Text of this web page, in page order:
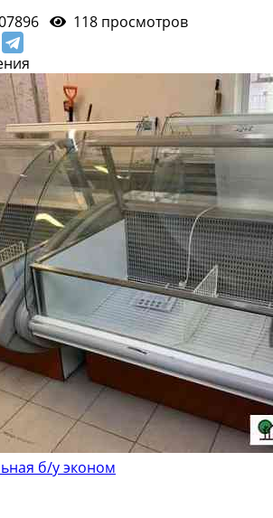
118 просмотров
б/у эконом